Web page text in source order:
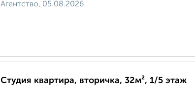
Агентство, 05.08.2026
Студия квартира, вторичка, 32м², 1/5 этаж